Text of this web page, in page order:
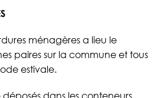
ménagères a lieu le
paires sur la commune et tous
estivale.